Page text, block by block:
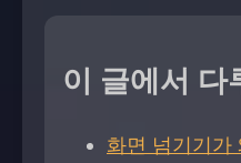
이 글에서 다
화면 넘기기가